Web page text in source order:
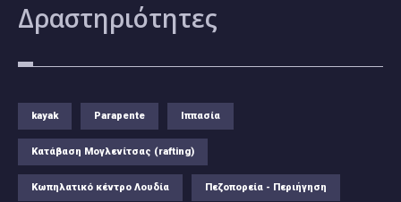
Δραστηριότητες
kayak Parapente Ιππασία
Κατάβαση Μογλενίτσας (rafting)
Κωπηλατικό κέντρο Λουδία Πεζοπορεία - Περιήγηση